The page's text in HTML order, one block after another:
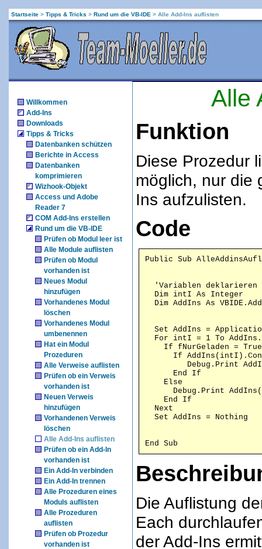
Startseite > Tipps & Tricks > Rund um die VB-IDE > Alle Add-Ins auflisten
Willkommen
Add-Ins
Downloads
Tipps & Tricks
Datenbanken schützen
Berichte in Access
Datenbanken
komprimieren
Wizhook-Objekt
Access und Adobe
Reader 7
COM Add-Ins erstellen
Rund um die VB-IDE
Prüfen ob Modul leer ist
Alle Module auflisten
Prüfen ob Modul
vorhanden ist
Neues Modul
hinzufügen
Vorhandenes Modul
löschen
Vorhandenes Modul
umbenennen
Hat ein Modul
Prozeduren
Alle Verweise auflisten
Prüfen ob ein Verweis
vorhanden ist
Neuen Verweis
hinzufügen
Vorhandenen Verweis
löschen
Alle Add-Ins auflisten
Prüfen ob ein Add-In
vorhanden ist
Ein Add-In verbinden
Ein Add-In trennen
Alle Prozeduren eines
Moduls auflisten
Alle Prozeduren
auflisten
Prüfen ob Prozedur
vorhanden ist
Alle
Funktion
Diese Prozedur
möglich, nur die
Ins aufzulisten.
Code
  'Variablen deklarieren
  Dim intI As Integer
Set AddIns =
For intI = 1 To
If fNurGeladen =
If
Debug.Print
      End If
    Else
Debug.Print
    End If
  Next
End Sub
Die Auflistung
Each
der Add-Ins